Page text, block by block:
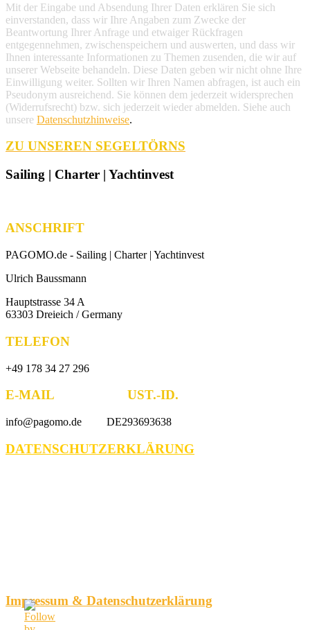
Mit der Eingabe und Absendung Ihrer Daten erklären Sie sich
einverstanden, dass wir Ihre Angaben zum Zwecke der
Beantwortung Ihrer Anfrage und etwaiger Rückfragen
entgegennehmen, zwischenspeichern und auswerten, und dass wir
Ihnen interessante Informationen zu Themen zusenden, die wir auf
unserer Webseite behandeln. Diese Daten geben wir nicht ohne Ihre
Einwilligung weiter. Sollten wir Ihren Namen abfragen, ist auch ein
Pseudonym ausreichend. Sie können dem jederzeit widersprechen
(Widerrufsrecht) bzw. sich jederzeit wieder abmelden. Siehe auch
unsere Datenschutzhinweise.
ZU UNSEREN SEGELTÖRNS
Sailing | Charter | Yachtinvest
ANSCHRIFT
PAGOMO.de - Sailing | Charter | Yachtinvest
Ulrich Baussmann
Hauptstrasse 34 A
63303 Dreieich / Germany
TELEFON
+49 178 34 27 296
E-MAIL UST.-ID.
info@pagomo.de DE293693638
DATENSCHUTZERKLÄRUNG
Impressum & Datenschutzerklärung